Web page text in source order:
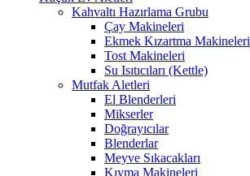
Kahvaltı Hazırlama Grubu
Çay Makineleri
Ekmek Kızartma Makineleri
Tost Makineleri
Su Isıtıcıları (Kettle)
Mutfak Aletleri
El Blenderleri
Mikserler
Doğrayıcılar
Blenderlar
Meyve Sıkacakları
Kıyma Makineleri